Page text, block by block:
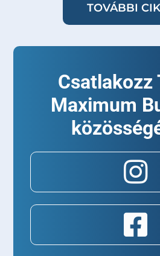
TOVÁBBI
Csatlakozz
Maximum